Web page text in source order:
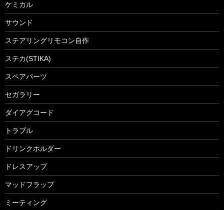
ケミカル
サウンド
ステアリングリモコン自作
ステカ(STIKA)
スペアパーツ
セガラリー
ダイアグコード
トラブル
ドリンクホルダー
ドレスアップ
マッドフラップ
ミーティング